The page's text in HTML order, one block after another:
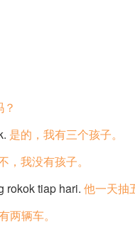
是的，我有三个孩子。
，我没有孩子。
rokok tiap hari. 他一天抽
两辆车。